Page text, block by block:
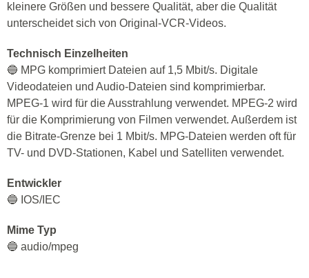
kleinere Größen und bessere Qualität, aber die Qualität
unterscheidet sich von Original-VCR-Videos.
Technisch Einzelheiten
🔵 MPG komprimiert Dateien auf 1,5 Mbit/s. Digitale
Videodateien und Audio-Dateien sind komprimierbar.
MPEG-1 wird für die Ausstrahlung verwendet. MPEG-2 wird
für die Komprimierung von Filmen verwendet. Außerdem ist
die Bitrate-Grenze bei 1 Mbit/s. MPG-Dateien werden oft für
TV- und DVD-Stationen, Kabel und Satelliten verwendet.
Entwickler
🔵 IOS/IEC
Mime Typ
🔵 audio/mpeg